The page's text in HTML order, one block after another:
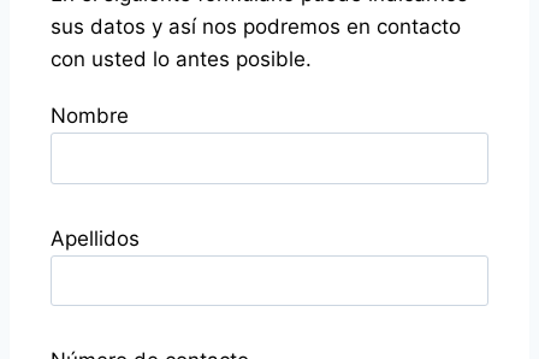
sus datos y así nos podremos en contacto
con usted lo antes posible.
Nombre
Apellidos